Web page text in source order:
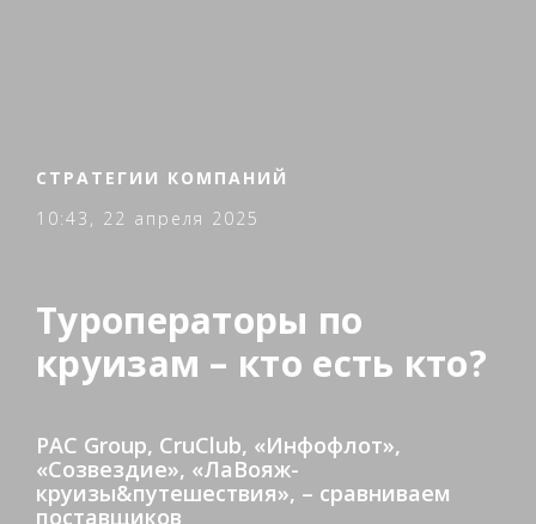
СТРАТЕГИИ КОМПАНИЙ
10:43, 22 апреля 2025
Туроператоры по
круизам – кто есть кто?
PAC Group, CruClub, «Инфофлот»,
«Созвездие», «ЛаВояж-
круизы&путешествия», – сравниваем
поставщиков